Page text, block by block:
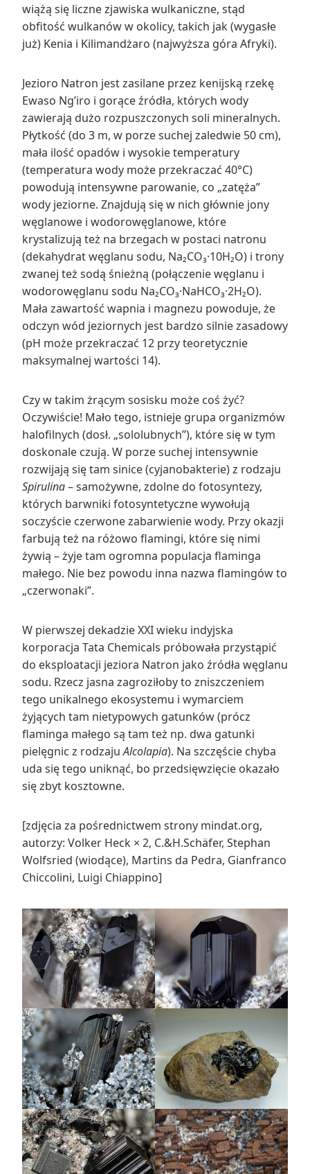
wiążą się liczne zjawiska wulkaniczne, stąd
obfitość wulkanów w okolicy, takich jak (wygasłe
już) Kenia i Kilimandżaro (najwyższa góra Afryki).
Jezioro Natron jest zasilane przez kenijską rzekę
Ewaso Ng’iro i gorące źródła, których wody
zawierają dużo rozpuszczonych soli mineralnych.
Płytkość (do 3 m, w porze suchej zaledwie 50 cm),
mała ilość opadów i wysokie temperatury
(temperatura wody może przekraczać 40°C)
powodują intensywne parowanie, co „zatęża”
wody jeziorne. Znajdują się w nich głównie jony
węglanowe i wodorowęglanowe, które
krystalizują też na brzegach w postaci natronu
(dekahydrat węglanu sodu, Na₂CO₃·10H₂O) i trony
zwanej też sodą śnieżną (połączenie węglanu i
wodorowęglanu sodu Na₂CO₃·NaHCO₃·2H₂O).
Mała zawartość wapnia i magnezu powoduje, że
odczyn wód jeziornych jest bardzo silnie zasadowy
(pH może przekraczać 12 przy teoretycznie
maksymalnej wartości 14).
Czy w takim żrącym sosisku może coś żyć?
Oczywiście! Mało tego, istnieje grupa organizmów
halofilnych (dosł. „sololubnych”), które się w tym
doskonale czują. W porze suchej intensywnie
rozwijają się tam sinice (cyjanobakterie) z rodzaju
Spirulina– samożywne, zdolne do fotosyntezy,
których barwniki fotosyntetyczne wywołują
soczyście czerwone zabarwienie wody. Przy okazji
farbują też na różowo flamingi, które się nimi
żywią – żyje tam ogromna populacja flaminga
małego. Nie bez powodu inna nazwa flamingów to
„czerwonaki”.
W pierwszej dekadzie XXI wieku indyjska
korporacja Tata Chemicals próbowała przystąpić
do eksploatacji jeziora Natron jako źródła węglanu
sodu. Rzecz jasna zagroziłoby to zniszczeniem
tego unikalnego ekosystemu i wymarciem
żyjących tam nietypowych gatunków (prócz
flaminga małego są tam też np. dwa gatunki
pielęgnic z rodzajuAlcolapia). Na szczęście chyba
uda się tego uniknąć, bo przedsięwzięcie okazało
się zbyt kosztowne.
[zdjęcia za pośrednictwem strony mindat.org,
autorzy: Volker Heck × 2, C.&H.Schäfer, Stephan
Wolfsried (wiodące), Martins da Pedra, Gianfranco
Chiccolini, Luigi Chiappino]